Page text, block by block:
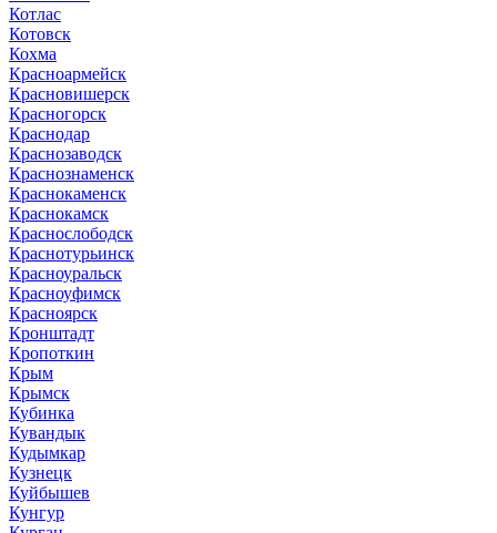
Котлас
Котовск
Кохма
Красноармейск
Красновишерск
Красногорск
Краснодар
Краснозаводск
Краснознаменск
Краснокаменск
Краснокамск
Краснослободск
Краснотурьинск
Красноуральск
Красноуфимск
Красноярск
Кронштадт
Кропоткин
Крым
Крымск
Кубинка
Кувандык
Кудымкар
Кузнецк
Куйбышев
Кунгур